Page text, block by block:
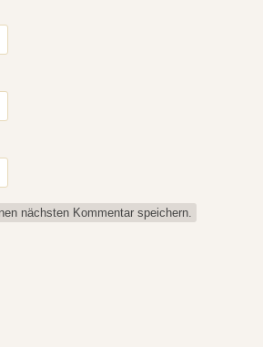
nächsten Kommentar speichern.